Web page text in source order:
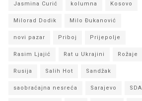
Jasmina Curić kolumna Kosovo
Milorad Dodik Milo Đukanović
novi pazar Priboj Prijepolje
Rasim Ljajić Rat u Ukrajini Rožaje
Rusija Salih Hot Sandžak
saobraćajna nesreća Sarajevo SDA